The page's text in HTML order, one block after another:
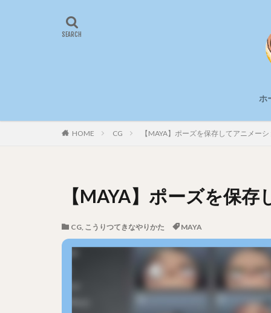
ホ
HOME CG 【MAYA】ポーズを保存してアニメーシ
【MAYA】ポーズを保
CG, こうりつてきなやりかた MAYA